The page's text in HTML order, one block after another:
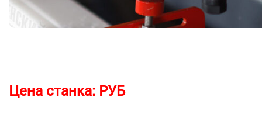
Цена станка: РУБ